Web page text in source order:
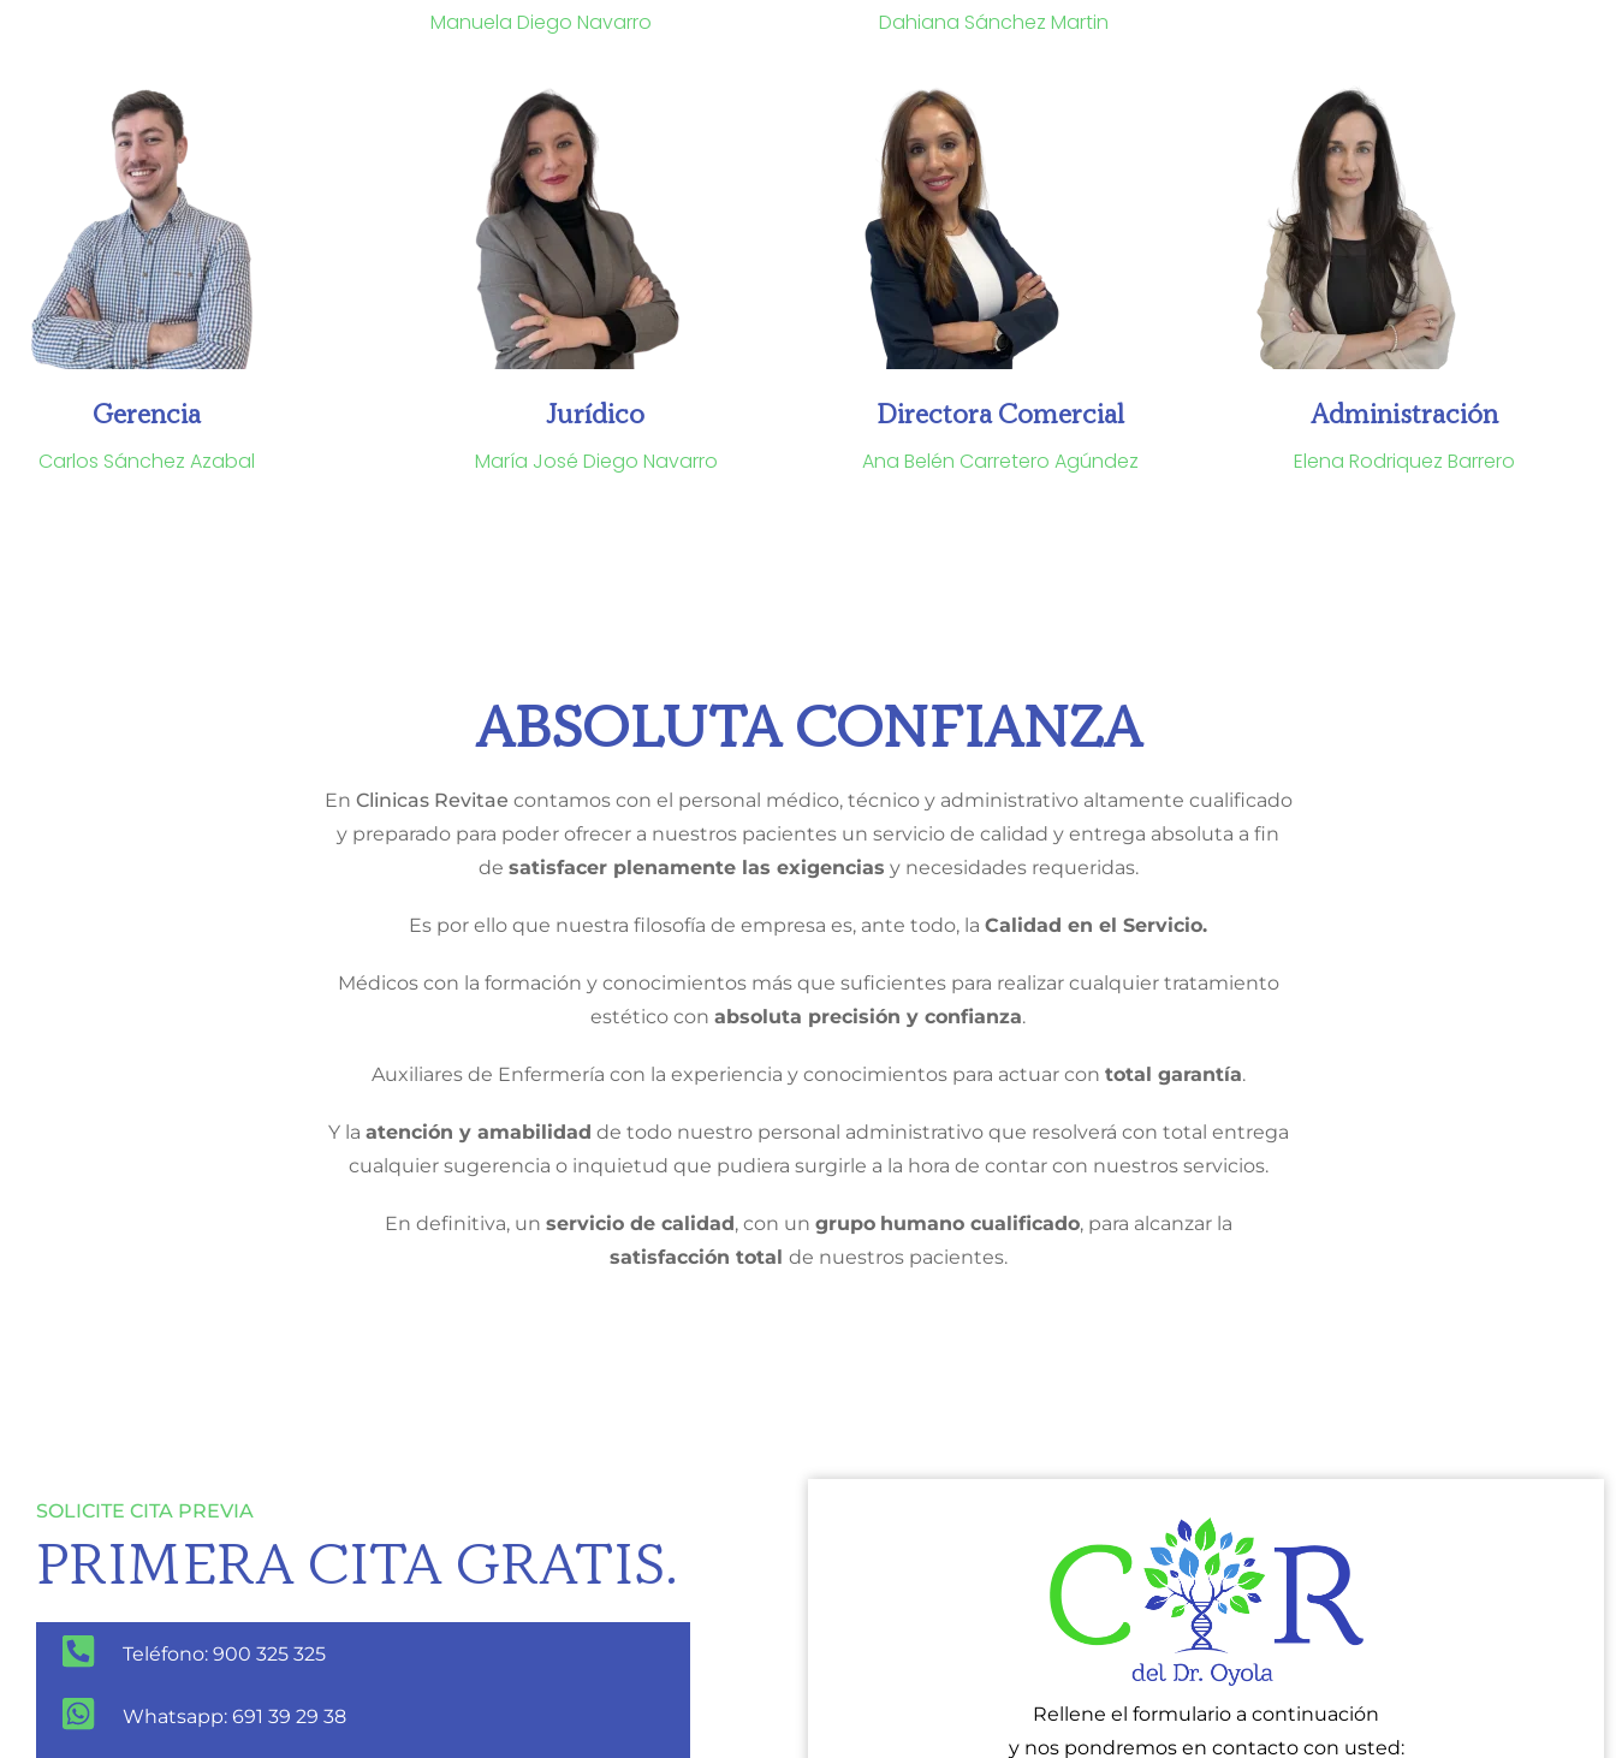
Manuela Diego Navarro Dahiana Sánchez Martin
Gerencia
Carlos Sánchez Azabal
Jurídico
María José Diego Navarro
Directora Comercial
Ana Belén Carretero Agúndez
Administración
Elena Rodriquez Barrero
ABSOLUTA CONFIANZA
En Clinicas Revitae contamos con el personal médico, técnico y administrativo altamente cualificado
y preparado para poder ofrecer a nuestros pacientes un servicio de calidad y entrega absoluta a fin
de satisfacer plenamente las exigencias y necesidades requeridas.
Es por ello que nuestra filosofía de empresa es, ante todo, la Calidad en el Servicio.
Médicos con la formación y conocimientos más que suficientes para realizar cualquier tratamiento
estético con absoluta precisión y confianza.
Auxiliares de Enfermería con la experiencia y conocimientos para actuar con total garantía.
Y la atención y amabilidad de todo nuestro personal administrativo que resolverá con total entrega
cualquier sugerencia o inquietud que pudiera surgirle a la hora de contar con nuestros servicios.
En definitiva, un servicio de calidad , con un grupo humano cualificado, para alcanzar la
satisfacción total de nuestros pacientes.
SOLICITE CITA PREVIA
PRIMERA CITA GRATIS.
Teléfono: 900 325 325
Whatsapp: 691 39 29 38
Rellene el formulario a continuación
y nos pondremos en contacto con usted: